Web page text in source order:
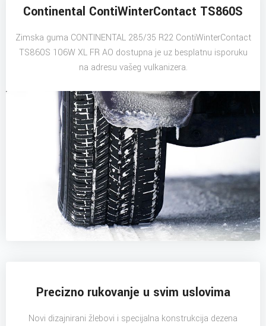
Continental ContiWinterContact TS860S
Zimska guma CONTINENTAL 285/35 R22 ContiWinterContact
TS860S 106W XL FR AO dostupna je uz besplatnu isporuku
na adresu vašeg vulkanizera.
Precizno rukovanje u svim uslovima
Novi dizajnirani žlebovi i specijalna konstrukcija dezena